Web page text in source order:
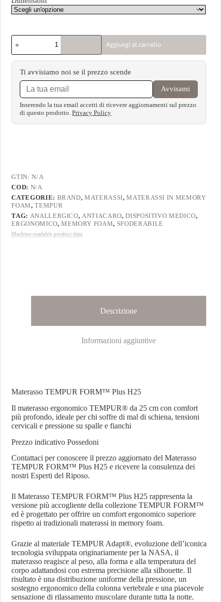
Aggiungi al carrello
Ti avvisiamo noi se il prezzo scende
Avvisami
Inserendo la tua email accetti di ricevere aggiornamenti sul prezzo
di questo prodotto.Privacy Policy
GTIN: N/A
COD: N/A
CATEGORIE: BRAND,MATERASSI,MATERASSI IN MEMORY
FOAM,TEMPUR
TAG: ANALLERGICO, ANTIACARO,DISPOSITIVO MEDICO,
ERGONOMICO,MEMORY FOAM, SFODERABILE
Machine-readable product data
Descrizione
Informazioni aggiuntive
Materasso TEMPUR FORM™ Plus H25
Il materasso ergonomico TEMPUR® da 25 cm con comfort
più profondo, ideale per chi soffre di mal di schiena, tensioni
cervicali e pressione su spalle e fianchi
Prezzo indicativo Possedoni
Contattaci per conoscere il prezzo aggiornato del Materasso
TEMPUR FORM™ Plus H25 e ricevere la consulenza dei
nostri Esperti del Riposo.
Il Materasso TEMPUR FORM™ Plus H25 rappresenta la
versione più accogliente della collezione TEMPUR FORM™
ed è progettato per offrire un comfort ergonomico superiore
rispetto ai tradizionali materassi in memory foam.
Grazie al materiale TEMPUR Adapt®, evoluzione dell’iconica
tecnologia sviluppata originariamente per la NASA, il
materasso reagisce al peso, alla forma e alla temperatura del
corpo adattandosi con estrema precisione alla silhouette. Il
risultato è una distribuzione uniforme della pressione, un
sostegno ergonomico della colonna vertebrale e una piacevole
sensazione di rilassamento muscolare durante tutta la notte.